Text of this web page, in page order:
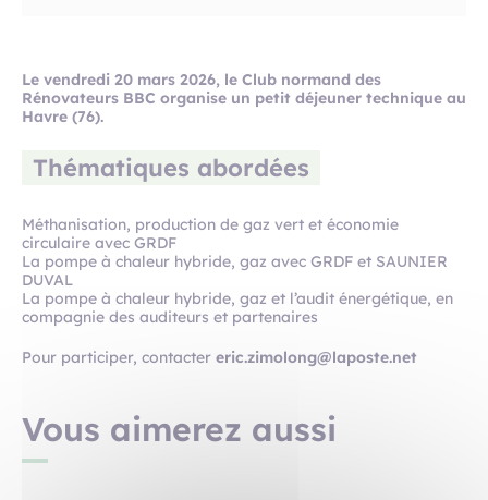
Le vendredi 20 mars 2026, le Club normand des
Rénovateurs BBC organise un petit déjeuner technique au
Havre (76).
Thématiques abordées
Méthanisation, production de gaz vert et économie
circulaire avec GRDF
La pompe à chaleur hybride, gaz avec GRDF et SAUNIER
DUVAL
La pompe à chaleur hybride, gaz et l’audit énergétique, en
compagnie des auditeurs et partenaires
Pour participer, contacter eric.zimolong@laposte.net
Vous aimerez aussi